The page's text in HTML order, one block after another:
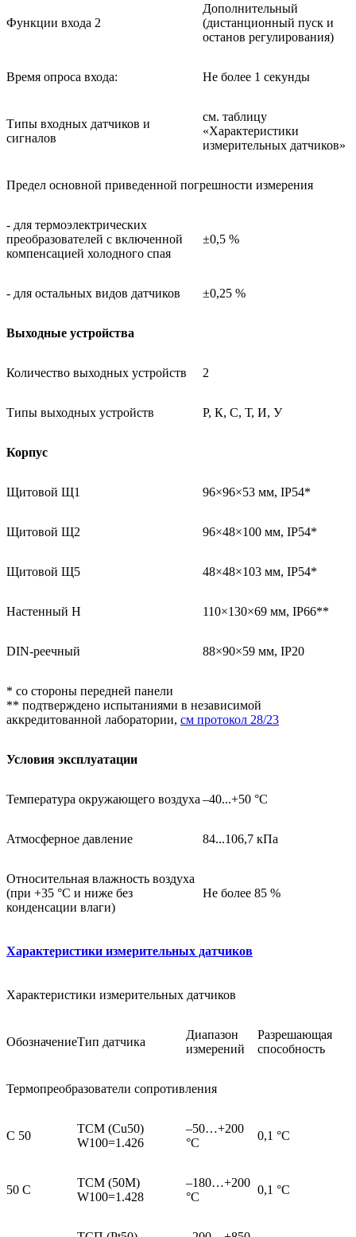
Функции входа 2
Дополнительный
(дистанционный пуск и
останов регулирования)
Время опроса входа: Не более 1 секунды
Типы входных датчиков и
сигналов
см. таблицу
«Характеристики
измерительных датчиков»
Предел основной приведенной погрешности измерения
- для термоэлектрических
преобразователей с включенной
компенсацией холодного спая
±0,5 %
- для остальных видов датчиков ±0,25 %
Выходные устройства
Количество выходных устройств 2
Типы выходных устройств Р, К, С, Т, И, У
Корпус
Щитовой Щ1 96×96×53 мм, IP54*
Щитовой Щ2 96×48×100 мм, IP54*
Щитовой Щ5 48×48×103 мм, IP54*
Настенный Н 110×130×69 мм, IP66**
DIN-реечный 88×90×59 мм, IP20
* со стороны передней панели
** подтверждено испытаниями в независимой
аккредитованной лаборатории, см протокол 28/23
Условия эксплуатации
Температура окружающего воздуха –40...+50 °С
Атмосферное давление 84...106,7 кПа
Относительная влажность воздуха
(при +35 °С и ниже без
конденсации влаги)
Не более 85 %
Характеристики измерительных датчиков
Характеристики измерительных датчиков
ОбозначениеТип датчика
Диапазон
измерений
Разрешающая
способность
Термопреобразователи сопротивления
C 50
ТСМ (Cu50)
W100=1.426
–50…+200
°С
0,1 °С
50 C
ТСМ (50М)
W100=1.428
–180…+200
°С
0,1 °С